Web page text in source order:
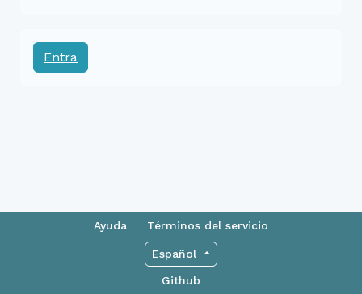
Entra
Ayuda Términos del servicio
Español
Github